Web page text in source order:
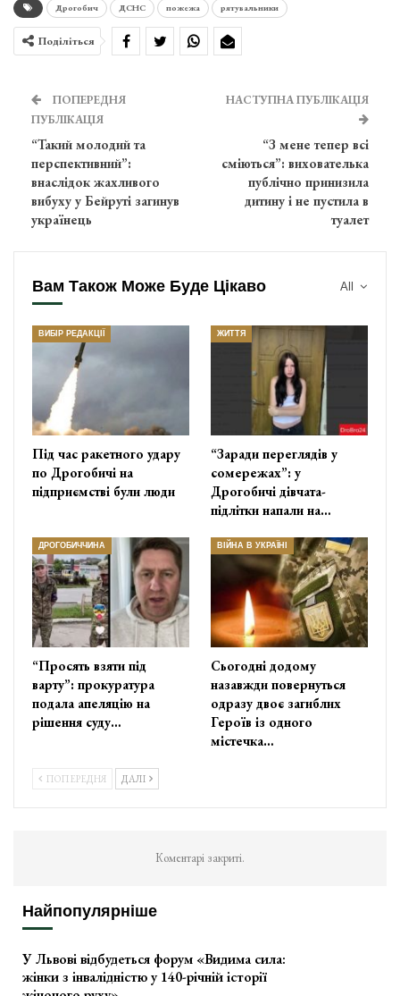
Дрогобич ДСНС пожежа рятувальники
Поділіться
ПОПЕРЕДНЯ
ПУБЛІКАЦІЯ
“Такий молодий та
перспективний”:
внаслідок жахливого
вибуху у Бейруті загинув
українець
НАСТУПНА ПУБЛІКАЦІЯ
“З мене тепер всі
сміються”: вихователька
публічно принизила
дитину і не пустила в
туалет
All
Вам Також Може Буде Цікаво
ВИБІР РЕДАКЦІЇ
Під час ракетного удару
по Дрогобичі на
підприємстві були люди
ЖИТТЯ
“Заради переглядів у
сомережах”: у
Дрогобичі дівчата-
підлітки напали на…
ДРОГОБИЧЧИНА
“Просять взяти під
варту”: прокуратура
подала апеляцію на
рішення суду…
ВІЙНА В УКРАЇНІ
Сьогодні додому
назавжди повернуться
одразу двоє загиблих
Героїв із одного
містечка…
ПОПЕРЕДНЯ ДАЛІ
Коментарі закриті.
Найпопулярніше
У Львові відбудеться форум «Видима сила:
жінки з інвалідністю у 140-річній історії